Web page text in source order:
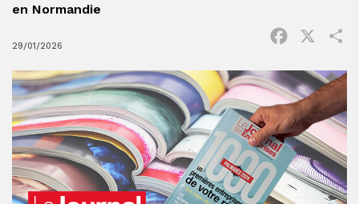
en Normandie
29/01/2026
Facebook